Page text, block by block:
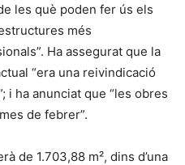
les què poden fer ús els
més
Ha assegurat que la
“era una reivindicació
i ha anunciat que “les obres
de febrer”.
de 1.703,88 m², dins d’una